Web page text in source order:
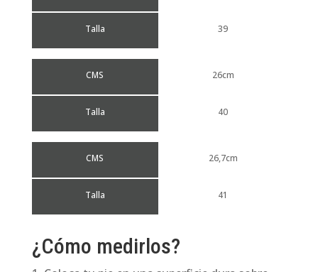
Talla 39
CMS
Talla
26cm
40
CMS
Talla
26,7cm
41
¿Cómo medirlos?